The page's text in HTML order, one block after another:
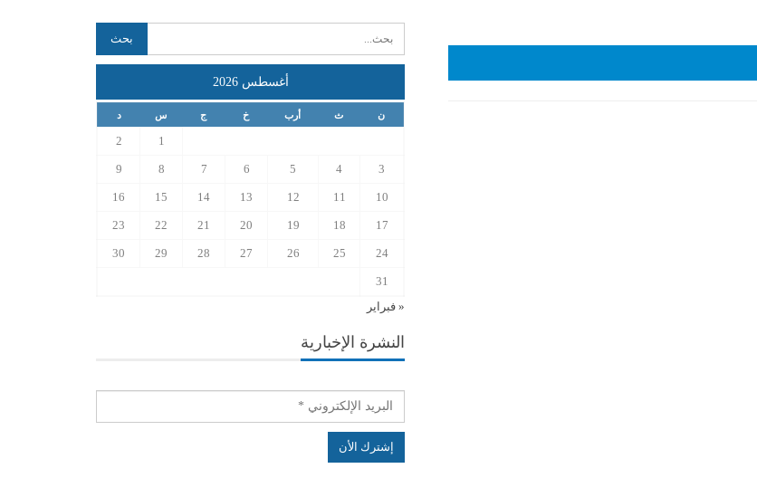
أغسطس 2026
ن ث أرب خ ج س د
1
2
3
4
5
6
7
8
9
10
11
12
13
14
15
16
17
18
19
20
21
22
23
24
25
26
27
28
29
30
31
« فبراير
النشرة الإخبارية